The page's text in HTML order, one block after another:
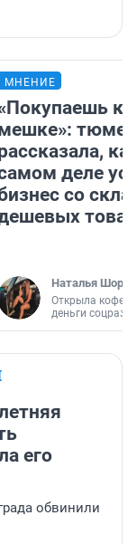
МНЕНИЕ
деле
со
Наталья
Открыла
деньги
его
обвинили